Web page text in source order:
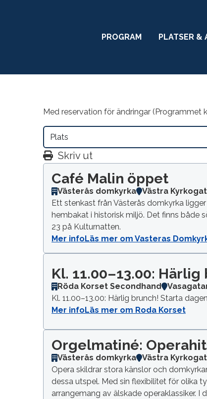
PROGRAM PLATSER &
Med reservation för ändringar
Skriv ut
Café Malin öppet
Västerås domkyrka Västra
Ett stenkast från Västerås domkyrka
hembakat i historisk miljö. Det finns både
23 på Kulturnatten.
Mer infoLäs mer om Vasteras
Kl. 11.00–13.00: Härlig
Röda Korset Secondhand
Kl. 11.00–13.00: Härlig brunch! Starta
Mer infoLäs mer om Roda Korset
Orgelmatiné:
Västerås domkyrka Västra
Opera skildrar stora känslor och
dessa utspel. Med sin flexibilitet för olika
arrangemang av älskade operaklassiker.